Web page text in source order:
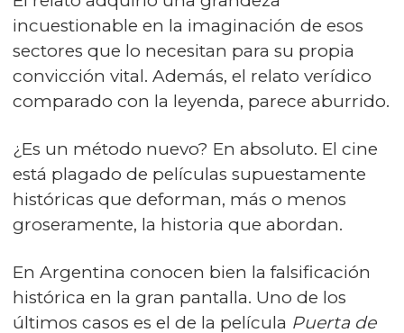
incuestionable en la imaginación de esos
sectores que lo necesitan para su propia
convicción vital. Además, el relato verídico
comparado con la leyenda, parece aburrido.
¿Es un método nuevo? En absoluto. El cine
está plagado de películas supuestamente
históricas que deforman, más o menos
groseramente, la historia que abordan.
En Argentina conocen bien la falsificación
histórica en la gran pantalla. Uno de los
últimos casos es el de la película Puerta de